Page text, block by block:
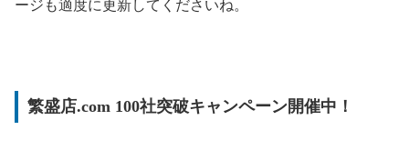
ージも適度に更新してくださいね。
繁盛店.com 100社突破キャンペーン開催中！